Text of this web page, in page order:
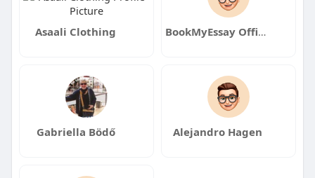
Asaali Clothing BookMyEssay Official
Gabriella Bödő Alejandro Hagen